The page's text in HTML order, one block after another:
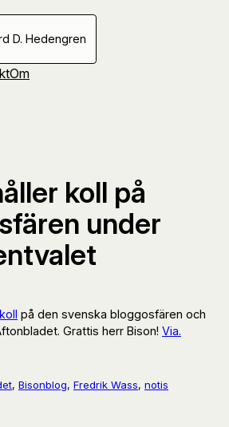
D. Hedengren
Om
koll på
under
på den svenska bloggosfären och
Grattis herr Bison! Via.
, Bisonblog, Fredrik Wass, notis